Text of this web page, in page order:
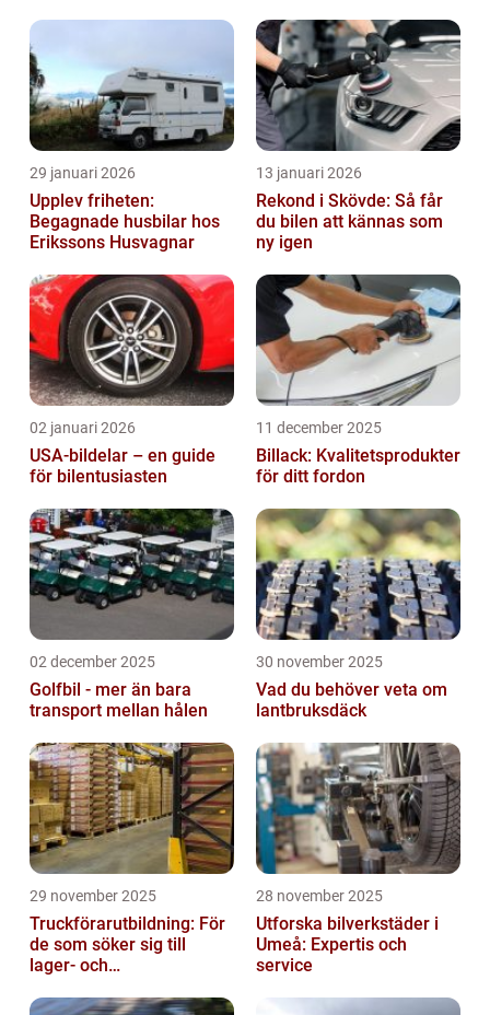
29 januari 2026
Upplev friheten:
Begagnade husbilar hos
Erikssons Husvagnar
13 januari 2026
Rekond i Skövde: Så får
du bilen att kännas som
ny igen
02 januari 2026
USA-bildelar – en guide
för bilentusiasten
11 december 2025
Billack: Kvalitetsprodukter
för ditt fordon
02 december 2025
Golfbil - mer än bara
transport mellan hålen
30 november 2025
Vad du behöver veta om
lantbruksdäck
29 november 2025
Truckförarutbildning: För
de som söker sig till
lager- och
28 november 2025
Utforska bilverkstäder i
Umeå: Expertis och
service